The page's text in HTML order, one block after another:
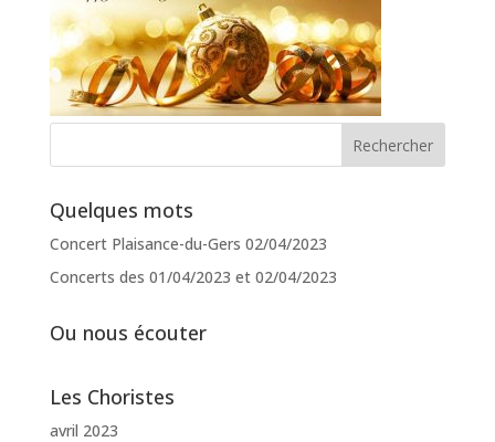
Quelques mots
Concert Plaisance-du-Gers 02/04/2023
Concerts des 01/04/2023 et 02/04/2023
Ou nous écouter
Les Choristes
avril 2023